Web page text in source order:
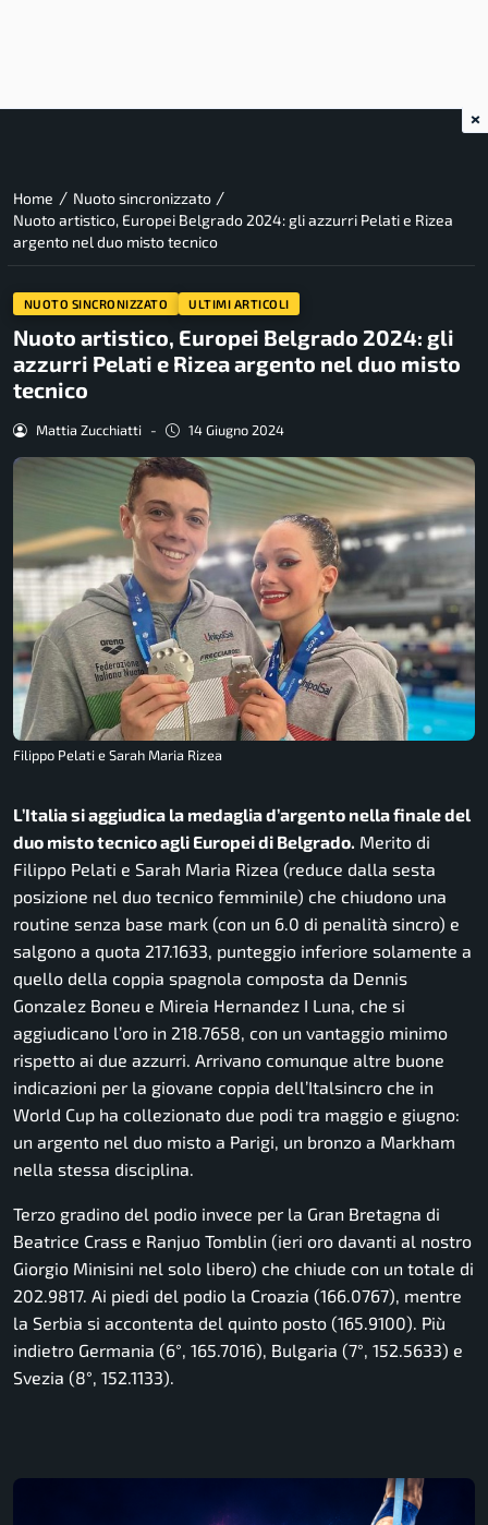
Home / Nuoto sincronizzato /
Nuoto artistico, Europei Belgrado 2024: gli azzurri Pelati e Rizea
argento nel duo misto tecnico
NUOTO SINCRONIZZATO ULTIMI ARTICOLI
Nuoto artistico, Europei Belgrado 2024: gli
azzurri Pelati e Rizea argento nel duo misto
tecnico
Mattia Zucchiatti - 14 Giugno 2024
Filippo Pelati e Sarah Maria Rizea
L’Italia si aggiudica la medaglia d’argento nella finale del
duo misto tecnico agli Europei di Belgrado. Merito di
Filippo Pelati e Sarah Maria Rizea (reduce dalla sesta
posizione nel duo tecnico femminile) che chiudono una
routine senza base mark (con un 6.0 di penalità sincro) e
salgono a quota 217.1633, punteggio inferiore solamente a
quello della coppia spagnola composta da Dennis
Gonzalez Boneu e Mireia Hernandez I Luna, che si
aggiudicano l’oro in 218.7658, con un vantaggio minimo
rispetto ai due azzurri. Arrivano comunque altre buone
indicazioni per la giovane coppia dell’Italsincro che in
World Cup ha collezionato due podi tra maggio e giugno:
un argento nel duo misto a Parigi, un bronzo a Markham
nella stessa disciplina.
Terzo gradino del podio invece per la Gran Bretagna di
Beatrice Crass e Ranjuo Tomblin (ieri oro davanti al nostro
Giorgio Minisini nel solo libero) che chiude con un totale di
202.9817. Ai piedi del podio la Croazia (166.0767), mentre
la Serbia si accontenta del quinto posto (165.9100). Più
indietro Germania (6°, 165.7016), Bulgaria (7°, 152.5633) e
Svezia (8°, 152.1133).
×